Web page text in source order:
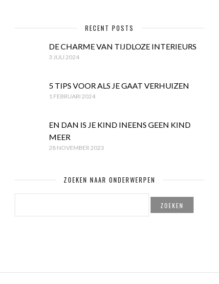
RECENT POSTS
DE CHARME VAN TIJDLOZE INTERIEURS
3 JULI 2024
5 TIPS VOOR ALS JE GAAT VERHUIZEN
1 FEBRUARI 2024
EN DAN IS JE KIND INEENS GEEN KIND
MEER
28 NOVEMBER 2023
ZOEKEN NAAR ONDERWERPEN
ZOEKEN